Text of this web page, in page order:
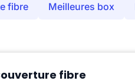
fibre Meilleures box
fibre